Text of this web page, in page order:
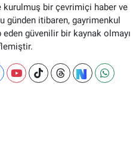
kurulmuş bir çevrimiçi haber ve
günden itibaren, gayrimenkul
güvenilir bir kaynak olmayı